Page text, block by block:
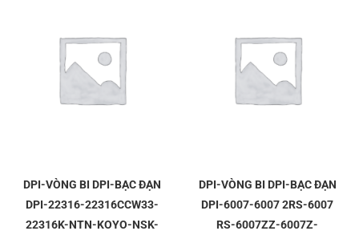
DPI-VÒNG BI DPI-BẠC ĐẠN
DPI-22316-22316CCW33-
22316K-NTN-KOYO-NSK-
DPI-VÒNG BI DPI-BẠC ĐẠN
DPI-6007-6007 2RS-6007
RS-6007ZZ-6007Z-